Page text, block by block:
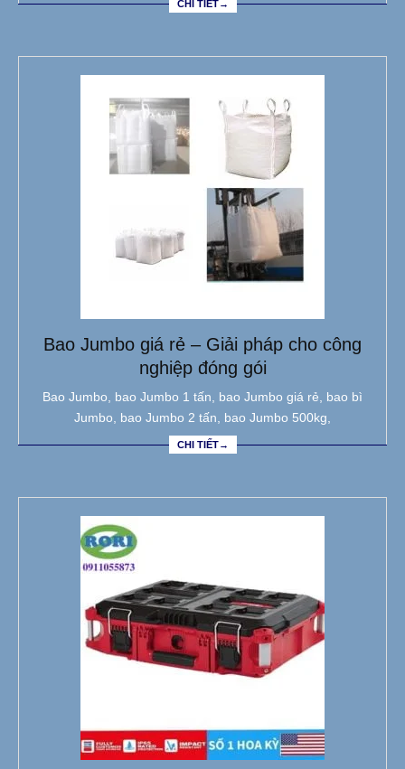
CHI TIẾT→
Bao Jumbo giá rẻ – Giải pháp cho công
nghiệp đóng gói
Bao Jumbo, bao Jumbo 1 tấn, bao Jumbo giá rẻ, bao bì
Jumbo, bao Jumbo 2 tấn, bao Jumbo 500kg,
CHI TIẾT→